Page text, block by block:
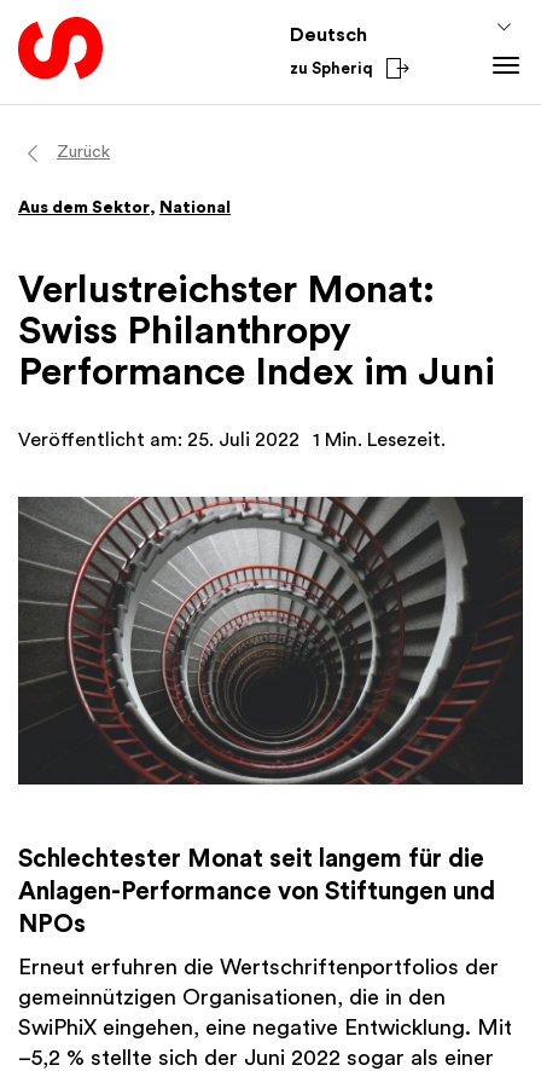
Deutsch
zu Spheriq
Verzeichnis
Recherche
Spenden-Tools
Netzwerke
Fundraising-Tipps
Finanzen
Academy
Aus dem Sektor
International
Zurück
Aus dem Sektor, National
Verlustreichster Monat:
Swiss Philanthropy
Performance Index im Juni
Veröffentlicht am: 25. Juli 2022 1 Min. Lesezeit.
Schlechtester Monat seit langem für die
Anlagen-Performance von Stiftungen und
NPOs
Erneut erfuhren die Wertschriftenportfolios der
gemeinnützigen Organisationen, die in den
SwiPhiX eingehen, eine negative Entwicklung. Mit
–5,2 % stellte sich der Juni 2022 sogar als einer